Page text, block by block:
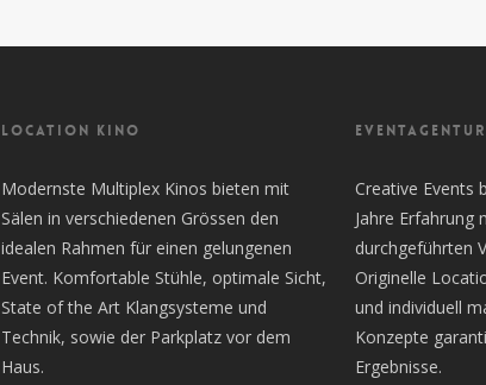
LOCATION KINO
Modernste Multiplex Kinos bieten mit
Sälen in verschiedenen Grössen den
idealen Rahmen für einen gelungenen
Event. Komfortable Stühle, optimale Sicht,
State of the Art Klangsysteme und
Technik, sowie der Parkplatz vor dem
Haus.
Creative Events
Jahre Erfahrung
durchgeführten
Originelle
und individuell
Konzepte
Ergebnisse.